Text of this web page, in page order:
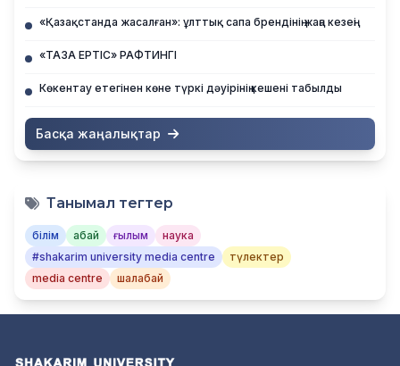
«Қазақстанда жасалған»: ұлттық сапа брендінің жаңа кезеңі
«ТАЗА ЕРТІС» РАФТИНГІ
Көкентау етегінен көне түркі дәуірінің кешені табылды
Басқа жаңалықтар
Танымал тегтер
білім абай ғылым
наука
#shakarim university media centre
түлектер
media centre
шалабай